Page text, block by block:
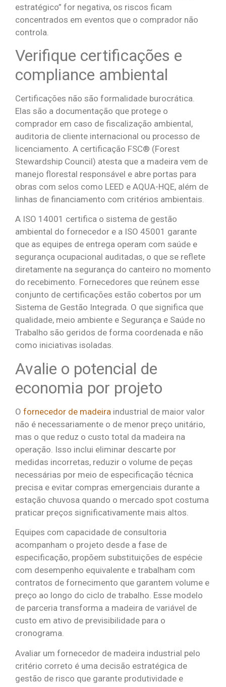
estratégico” for negativa, os riscos ficam
concentrados em eventos que o comprador não
controla.
Verifique certificações e
compliance ambiental
Certificações não são formalidade burocrática.
Elas são a documentação que protege o
comprador em caso de fiscalização ambiental,
auditoria de cliente internacional ou processo de
licenciamento. A certificação FSC® (Forest
Stewardship Council) atesta que a madeira vem de
manejo florestal responsável e abre portas para
obras com selos como LEED e AQUA-HQE, além de
linhas de financiamento com critérios ambientais.
A ISO 14001 certifica o sistema de gestão
ambiental do fornecedor e a ISO 45001 garante
que as equipes de entrega operam com saúde e
segurança ocupacional auditadas, o que se reflete
diretamente na segurança do canteiro no momento
do recebimento. Fornecedores que reúnem esse
conjunto de certificações estão cobertos por um
Sistema de Gestão Integrada. O que significa que
qualidade, meio ambiente e Segurança e Saúde no
Trabalho são geridos de forma coordenada e não
como iniciativas isoladas.
Avalie o potencial de
economia por projeto
O fornecedor de madeira industrial de maior valor
não é necessariamente o de menor preço unitário,
mas o que reduz o custo total da madeira na
operação. Isso inclui eliminar descarte por
medidas incorretas, reduzir o volume de peças
necessárias por meio de especificação técnica
precisa e evitar compras emergenciais durante a
estação chuvosa quando o mercado spot costuma
praticar preços significativamente mais altos.
Equipes com capacidade de consultoria
acompanham o projeto desde a fase de
especificação, propõem substituições de espécie
com desempenho equivalente e trabalham com
contratos de fornecimento que garantem volume e
preço ao longo do ciclo de trabalho. Esse modelo
de parceria transforma a madeira de variável de
custo em ativo de previsibilidade para o
cronograma.
Avaliar um fornecedor de madeira industrial pelo
critério correto é uma decisão estratégica de
gestão de risco que garante produtividade e